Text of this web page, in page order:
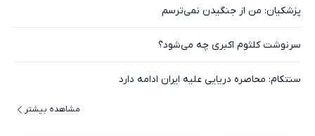
پزشکیان: من از جنگیدن نمی‌ترسم
سرنوشت کلثوم اکبری چه می‌شود؟
سنتکام: محاصره دریایی علیه ایران ادامه دارد
مشاهده بیشتر